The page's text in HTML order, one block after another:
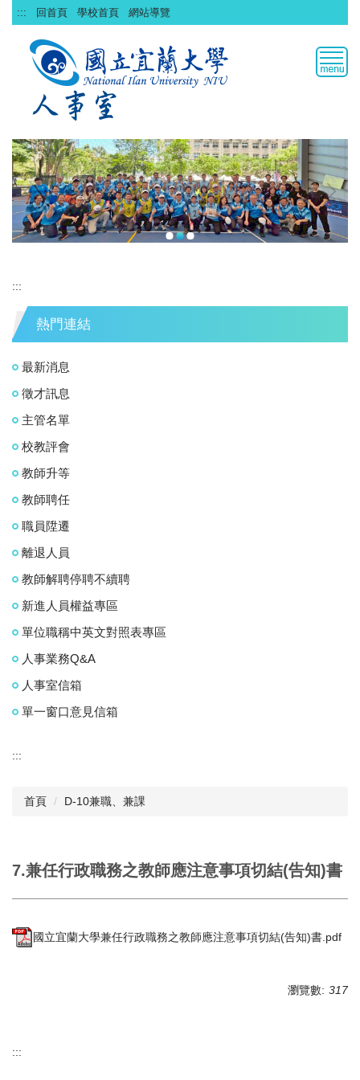
跳
到
::: 回首頁 學校首頁 網站導覽
:::
熱門連結
最新消息
徵才訊息
主管名單
校教評會
教師升等
教師聘任
職員陞遷
離退人員
教師解聘停聘不續聘
新進人員權益專區
單位職稱中英文對照表專區
人事業務Q&A
人事室信箱
單一窗口意見信箱
:::
首頁 D-10兼職、兼課
7.兼任行政職務之教師應注意事項切結(告知)書
國立宜蘭大學兼任行政職務之教師應注意事項切結(告知)書.pdf
瀏覽數: 317
:::